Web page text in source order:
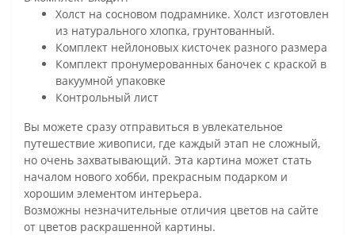
Холст на сосновом подрамнике. Холст изготовлен
из натурального хлопка, грунтованный.
Комплект нейлоновых кисточек разного размера
Комплект пронумерованных баночек с краской в
вакуумной упаковке
Контрольный лист
Вы можете сразу отправиться в увлекательное
путешествие живописи, где каждый этап не сложный,
но очень захватывающий. Эта картина может стать
началом нового хобби, прекрасным подарком и
хорошим элементом интерьера.
Возможны незначительные отличия цветов на сайте
от цветов раскрашенной картины.